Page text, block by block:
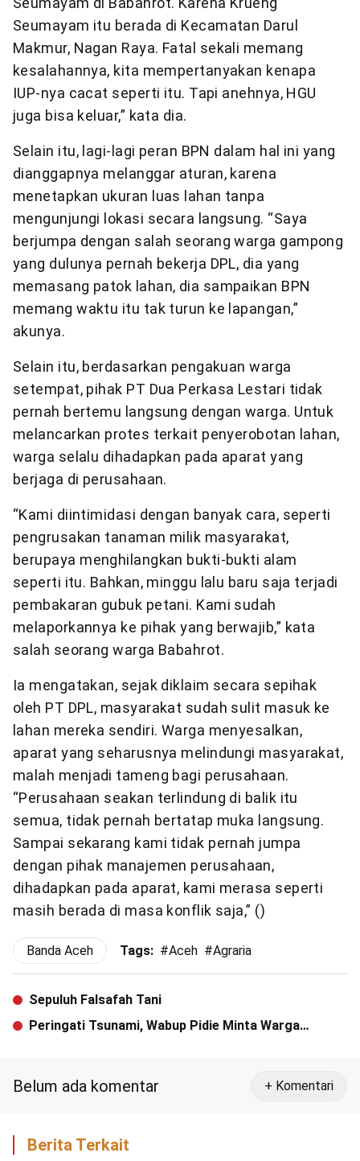
Seumayam itu berada di Kecamatan Darul
Makmur, Nagan Raya. Fatal sekali memang
kesalahannya, kita mempertanyakan kenapa
IUP-nya cacat seperti itu. Tapi anehnya, HGU
juga bisa keluar,” kata dia.
Selain itu, lagi-lagi peran BPN dalam hal ini yang
dianggapnya melanggar aturan, karena
menetapkan ukuran luas lahan tanpa
mengunjungi lokasi secara langsung. “Saya
berjumpa dengan salah seorang warga gampong
yang dulunya pernah bekerja DPL, dia yang
memasang patok lahan, dia sampaikan BPN
memang waktu itu tak turun ke lapangan,”
akunya.
Selain itu, berdasarkan pengakuan warga
setempat, pihak PT Dua Perkasa Lestari tidak
pernah bertemu langsung dengan warga. Untuk
melancarkan protes terkait penyerobotan lahan,
warga selalu dihadapkan pada aparat yang
berjaga di perusahaan.
“Kami diintimidasi dengan banyak cara, seperti
pengrusakan tanaman milik masyarakat,
berupaya menghilangkan bukti-bukti alam
seperti itu. Bahkan, minggu lalu baru saja terjadi
pembakaran gubuk petani. Kami sudah
melaporkannya ke pihak yang berwajib,” kata
salah seorang warga Babahrot.
Ia mengatakan, sejak diklaim secara sepihak
oleh PT DPL, masyarakat sudah sulit masuk ke
lahan mereka sendiri. Warga menyesalkan,
aparat yang seharusnya melindungi masyarakat,
malah menjadi tameng bagi perusahaan.
“Perusahaan seakan terlindung di balik itu
semua, tidak pernah bertatap muka langsung.
Sampai sekarang kami tidak pernah jumpa
dengan pihak manajemen perusahaan,
dihadapkan pada aparat, kami merasa seperti
masih berada di masa konflik saja,” ()
Banda Aceh Tags: #Aceh #Agraria
Sepuluh Falsafah Tani
Peringati Tsunami, Wabup Pidie Minta Warga
Belum ada komentar + Komentari
Berita Terkait